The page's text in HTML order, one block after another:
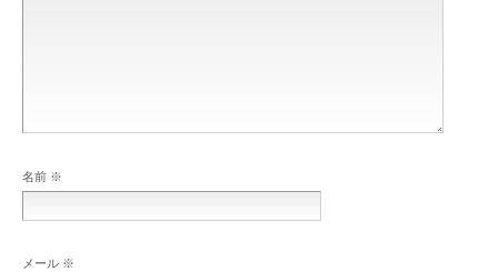
名前 ※
メール ※